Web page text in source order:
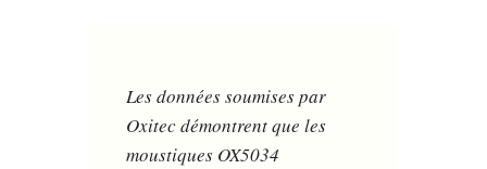
Les données soumises par
Oxitec démontrent que les
moustiques OX5034